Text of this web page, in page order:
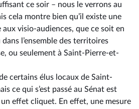
ce soir –⁠ nous le verrons au
cela montre bien qu’il existe une
visio-audiences, que ce soit en
dans l’ensemble des territoires
ou seulement à Saint-Pierre-et-
certains élus locaux de Saint-
ce qui s’est passé au Sénat est
effet cliquet. En effet, une mesure